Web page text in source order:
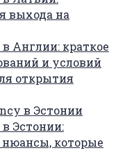
выхода на
Англии: краткое
и условий
открытия
в Эстонии
Эстонии:
нюансы, которые